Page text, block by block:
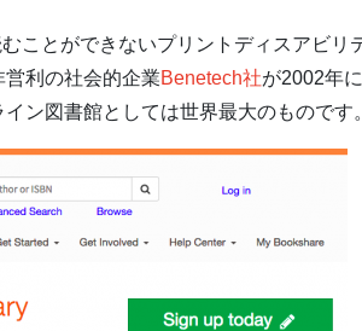
とができないプリントディスアビリ
利の社会的企業Benetech社が2002年
ン図書館としては世界最大のものです。